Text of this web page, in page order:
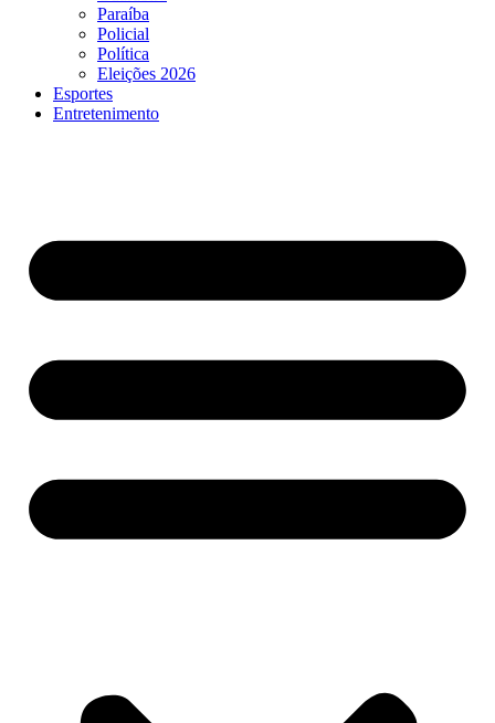
Paraíba
Policial
Política
Eleições 2026
Esportes
Entretenimento